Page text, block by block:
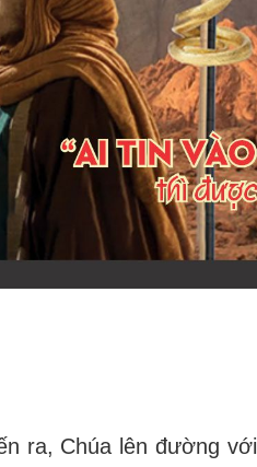
ra, Chúa lên đường